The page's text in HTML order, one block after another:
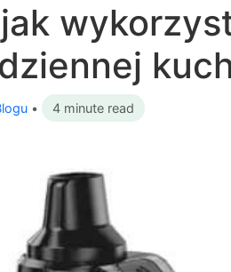
• 4 minute read